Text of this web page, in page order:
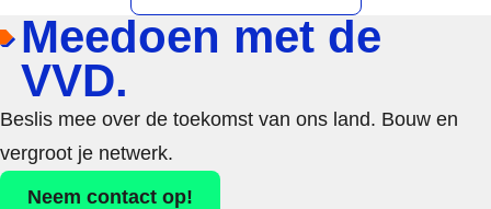
Meedoen met de
VVD.
Beslis mee over de toekomst van ons land. Bouw en
vergroot je netwerk.
Neem contact op!